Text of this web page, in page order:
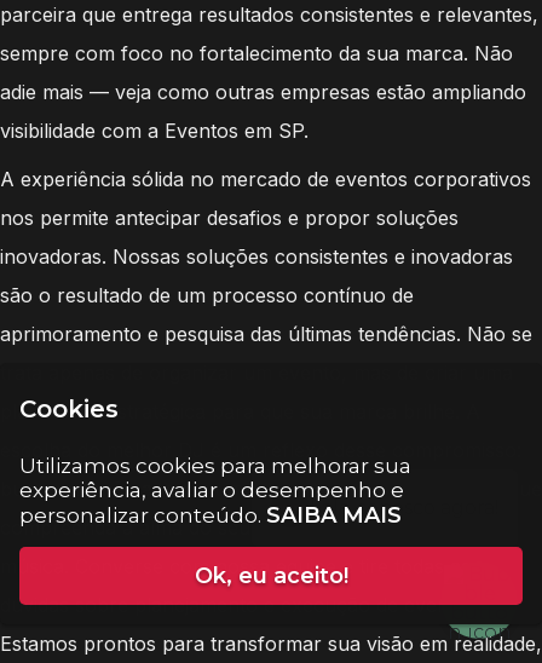
parceira que entrega resultados consistentes e relevantes,
sempre com foco no fortalecimento da sua marca. Não
adie mais — veja como outras empresas estão ampliando
visibilidade com a Eventos em SP.
A experiência sólida no mercado de eventos corporativos
nos permite antecipar desafios e propor soluções
inovadoras. Nossas soluções consistentes e inovadoras
são o resultado de um processo contínuo de
aprimoramento e pesquisa das últimas tendências. Não se
plataforma estratégica para que sua marca brilhe. A
buscamos não apenas um profissional, mas um artista que
compreenda a alma do seu evento e a transforme em
música. Converse com nossa equipe e tire todas as
dúvidas sobre planejamento e execução de eventos.
Estamos prontos para transformar sua visão em realidade,
Cookies
Utilizamos cookies para melhorar sua
experiência, avaliar o desempenho e
personalizar conteúdo. SAIBA MAIS
Ok, eu aceito!